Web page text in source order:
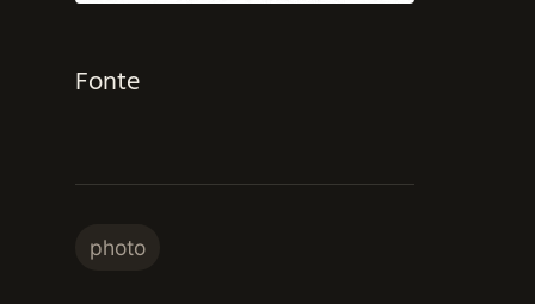
Fonte
photo